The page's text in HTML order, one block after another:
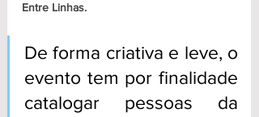
Entre Linhas.
De forma criativa e leve, o
evento tem por finalidade
catalogar pessoas da